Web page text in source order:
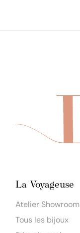
La Voyageuse
Atelier Showroom
Tous les bijoux